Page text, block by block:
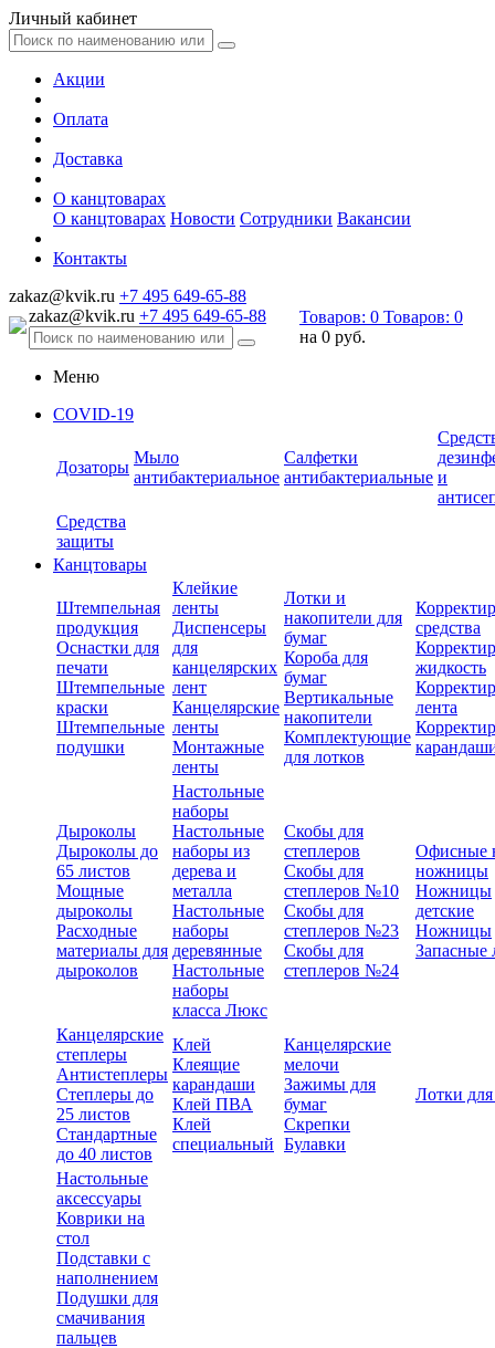
Личный кабинет
Акции
Оплата
Доставка
О канцтоварах
О канцтоварах Новости Сотрудники Вакансии
Контакты
zakaz@kvik.ru +7 495 649-65-88
zakaz@kvik.ru +7 495 649-65-88 Товаров: 0 Товаров: 0
на 0 руб.
Меню
COVID-19
Дозаторы
Мыло
антибактериальное
Салфетки
антибактериальные и
Средства
защиты
Канцтовары
Штемпельная
продукция
Оснастки для
печати
Штемпельные
краски
Штемпельные
подушки
Клейкие
ленты
Диспенсеры
для
канцелярских
лент
Канцелярские
ленты
Монтажные
ленты
Лотки и
накопители для
бумаг
Короба для
бумаг
Вертикальные
накопители
Комплектующие
для лотков
средства
жидкость
лента
Дыроколы
Дыроколы до
65 листов
Мощные
дыроколы
Расходные
материалы для
дыроколов
Настольные
наборы
Настольные
наборы из
дерева и
металла
Настольные
наборы
деревянные
Настольные
наборы
класса Люкс
Скобы для
степлеров
Скобы для
степлеров №10
Скобы для
степлеров №23
Скобы для
степлеров №24
Офисные
ножницы
Ножницы
детские
Ножницы
Запасные
Канцелярские
степлеры
Антистеплеры
Степлеры до
25 листов
Стандартные
до 40 листов
Клей
Клеящие
карандаши
Клей ПВА
Клей
специальный
Канцелярские
мелочи
Зажимы для
бумаг
Скрепки
Булавки
Лотки
Настольные
аксессуары
Коврики на
стол
Подставки с
наполнением
Подушки для
смачивания
пальцев